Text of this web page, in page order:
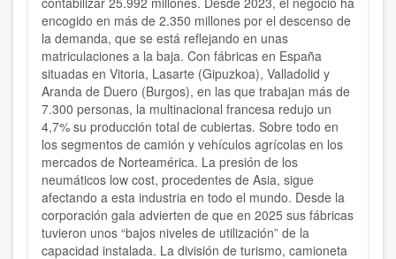
encogido en más de 2.350 millones por el descenso de
la demanda, que se está reflejando en unas
matriculaciones a la baja. Con fábricas en España
situadas en Vitoria, Lasarte (Gipuzkoa), Valladolid y
Aranda de Duero (Burgos), en las que trabajan más de
7.300 personas, la multinacional francesa redujo un
4,7% su producción total de cubiertas. Sobre todo en
los segmentos de camión y vehículos agrícolas en los
mercados de Norteamérica. La presión de los
neumáticos low cost, procedentes de Asia, sigue
afectando a esta industria en todo el mundo. Desde la
corporación gala advierten de que en 2025 sus fábricas
tuvieron unos “bajos niveles de utilización” de la
capacidad instalada. La división de turismo, camioneta